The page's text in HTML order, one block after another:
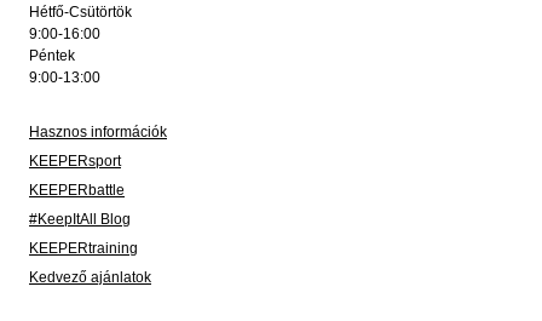
Hétfő-Csütörtök
9:00-16:00
Péntek
9:00-13:00
Hasznos információk
KEEPERsport
KEEPERbattle
#KeepItAll Blog
KEEPERtraining
Kedvező ajánlatok